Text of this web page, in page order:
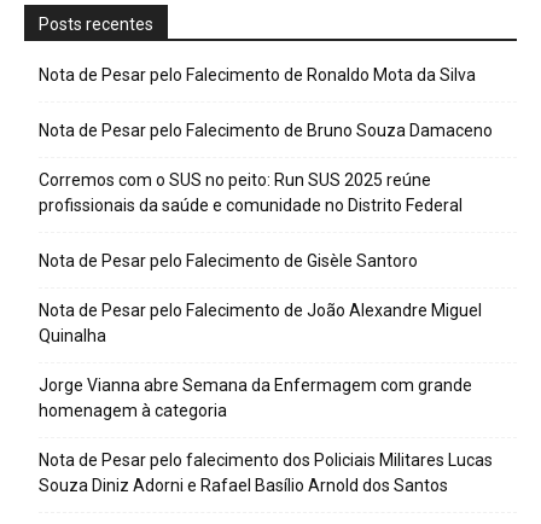
Posts recentes
Nota de Pesar pelo Falecimento de Ronaldo Mota da Silva
Nota de Pesar pelo Falecimento de Bruno Souza Damaceno
Corremos com o SUS no peito: Run SUS 2025 reúne
profissionais da saúde e comunidade no Distrito Federal
Nota de Pesar pelo Falecimento de Gisèle Santoro
Nota de Pesar pelo Falecimento de João Alexandre Miguel
Quinalha
Jorge Vianna abre Semana da Enfermagem com grande
homenagem à categoria
Nota de Pesar pelo falecimento dos Policiais Militares Lucas
Souza Diniz Adorni e Rafael Basílio Arnold dos Santos